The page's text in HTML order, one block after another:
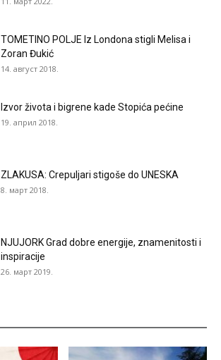
TOMETINO POLJE Iz Londona stigli Melisa i
Zoran Đukić
14. август 2018.
Izvor života i bigrene kade Stopića pećine
19. април 2018.
ZLAKUSA: Crepuljari stigoše do UNESKA
8. март 2018.
NJUJORK Grad dobre energije, znamenitosti i
inspiracije
26. март 2019.